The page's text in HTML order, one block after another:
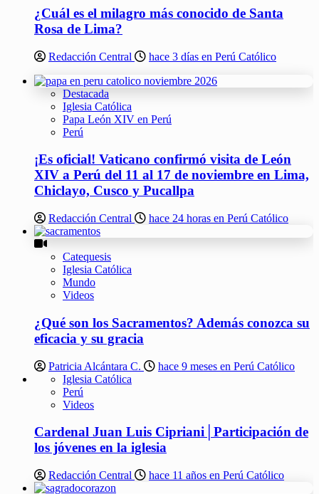
¿Cuál es el milagro más conocido de Santa
Rosa de Lima?
Redacción Central hace 3 días en Perú Católico
Destacada
Iglesia Católica
Papa León XIV en Perú
Perú
¡Es oficial! Vaticano confirmó visita de León
XIV a Perú del 11 al 17 de noviembre en Lima,
Chiclayo, Cusco y Pucallpa
Redacción Central hace 24 horas en Perú Católico
Catequesis
Iglesia Católica
Mundo
Videos
¿Qué son los Sacramentos? Además conozca su
eficacia y su gracia
Patricia Alcántara C.
hace 9 meses en Perú Católico
Iglesia Católica
Perú
Videos
Cardenal Juan Luis Cipriani│Participación de
los jóvenes en la iglesia
Redacción Central hace 11 años en Perú Católico